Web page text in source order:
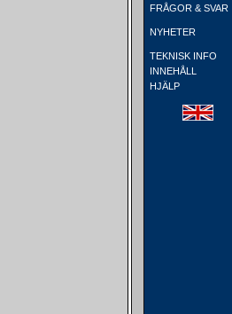
FRÅGOR & SVAR
NYHETER
TEKNISK INFO
INNEHÅLL
HJÄLP